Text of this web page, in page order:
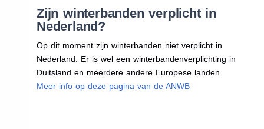
Zijn winterbanden verplicht in
Nederland?
Op dit moment zijn winterbanden niet verplicht in
Nederland. Er is wel een winterbandenverplichting in
Duitsland en meerdere andere Europese landen.
Meer info op deze pagina van de ANWB